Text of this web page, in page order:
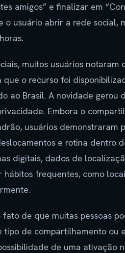
amigos” e finalizar em
usuário abrir a rede social,
muitos usuários notaram
que o recurso foi
ao Brasil. A novidade gerou
Embora o
usuários demonstraram
e rotina dentro
digitais, dados de
frequentes, como
de que muitas pessoas
de compartilhamento ou
de uma ativação